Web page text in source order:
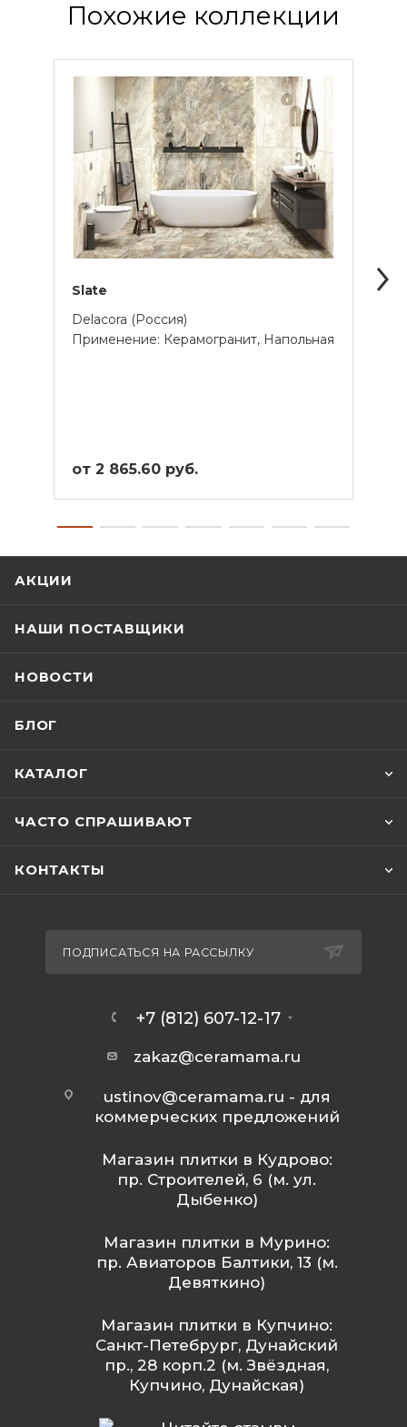
Похожие коллекции
Slate
Delacora (Россия)
Применение: Керамогранит, Напольная
от 2 865.60 руб.
АКЦИИ
НАШИ ПОСТАВЩИКИ
НОВОСТИ
БЛОГ
КАТАЛОГ
ЧАСТО СПРАШИВАЮТ
КОНТАКТЫ
ПОДПИСАТЬСЯ НА РАССЫЛКУ
+7 (812) 607-12-17
zakaz@ceramama.ru
ustinov@ceramama.ru - для
коммерческих предложений
Магазин плитки в Кудрово:
пр. Строителей, 6 (м. ул.
Дыбенко)
Магазин плитки в Мурино:
пр. Авиаторов Балтики, 13 (м.
Девяткино)
Магазин плитки в Купчино:
Санкт-Петебрург, Дунайский
пр., 28 корп.2 (м. Звёздная,
Купчино, Дунайская)